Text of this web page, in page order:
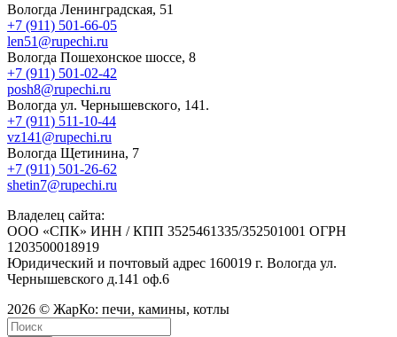
Вологда Ленинградская, 51
+7 (911) 501-66-05
len51@rupechi.ru
Вологда Пошехонское шоссе, 8
+7 (911) 501-02-42
posh8@rupechi.ru
Вологда ул. Чернышевского, 141.
+7 (911) 511-10-44
vz141@rupechi.ru
Вологда Щетинина, 7
+7 (911) 501-26-62
shetin7@rupechi.ru
Владелец сайта:
ООО «СПК» ИНН / КПП 3525461335/352501001 ОГРН
1203500018919
Юридический и почтовый адрес 160019 г. Вологда ул.
Чернышевского д.141 оф.6
2026 © ЖарКо: печи, камины, котлы